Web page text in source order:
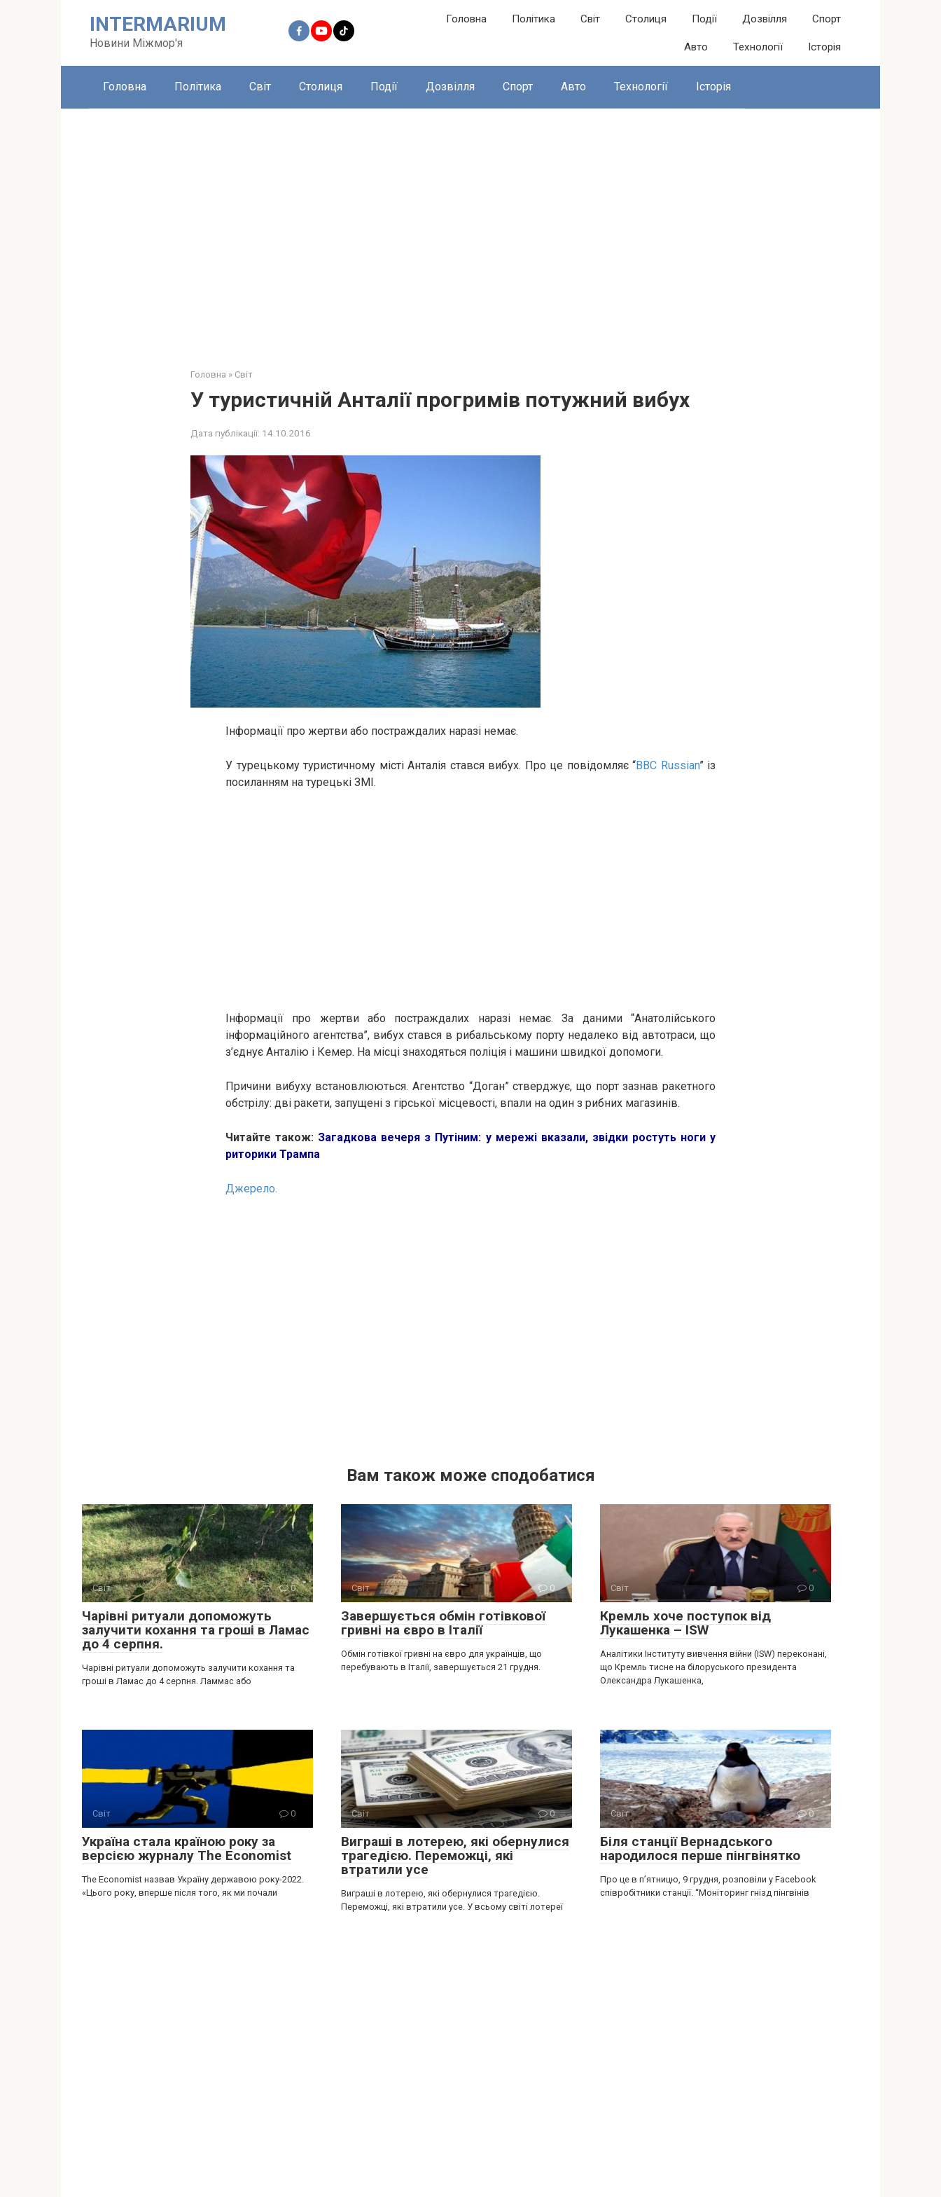
INTERMARIUM
Новини Міжмор'я
Головна Політика Світ Столиця Події Дозвілля Спорт
Авто Технології Історія
Головна Політика Світ Столиця Події Дозвілля Спорт Авто Технології Історія
Головна » Світ
У туристичній Анталії прогримів потужний вибух
Дата публікації: 14.10.2016
Інформації про жертви або постраждалих наразі немає.
У турецькому туристичному місті Анталія стався вибух. Про це повідомляє “BBC Russian” із
посиланням на турецькі ЗМІ.
Інформації про жертви або постраждалих наразі немає. За даними “Анатолійського
інформаційного агентства”, вибух стався в рибальському порту недалеко від автотраси, що
з’єднує Анталію і Кемер. На місці знаходяться поліція і машини швидкої допомоги.
Причини вибуху встановлюються. Агентство “Доган” стверджує, що порт зазнав ракетного
обстрілу: дві ракети, запущені з гірської місцевості, впали на один з рибних магазинів.
Читайте також: Загадкова вечеря з Путіним: у мережі вказали, звідки ростуть ноги у
риторики Трампа
Джерело.
Вам також може сподобатися
Світ 0
Чарівні ритуали допоможуть
залучити кохання та гроші в Ламас
до 4 серпня.
Чарівні ритуали допоможуть залучити кохання та
гроші в Ламас до 4 серпня. Ламмас або
Світ 0
Завершується обмін готівкової
гривні на євро в Італії
Обмін готівкої гривні на євро для українців, що
перебувають в Італії, завершується 21 грудня.
Світ 0
Крeмль хоче поступок від
Лукaшенка – ISW
Аналітики Інституту вивчення війни (ISW) переконані,
що Кремль тисне на білоруського президента
Олександра Лукашенка,
Світ 0
Україна стала країною року за
версією журналу The Economist
The Economist назвав Україну державою року-2022.
«Цього року, вперше після того, як ми почали
Світ 0
Виграші в лотерею, які обернулися
трагедією. Переможці, які
втратили усе
Виграші в лотерею, які обернулися трагедією.
Переможці, які втратили усе. У всьому світі лотереї
Світ 0
Біля станції Вернадського
народилося перше пінгвінятко
Про це в п’ятницю, 9 грудня, розповіли у Facebook
співробітники станції. “Моніторинг гнізд пінгвінів